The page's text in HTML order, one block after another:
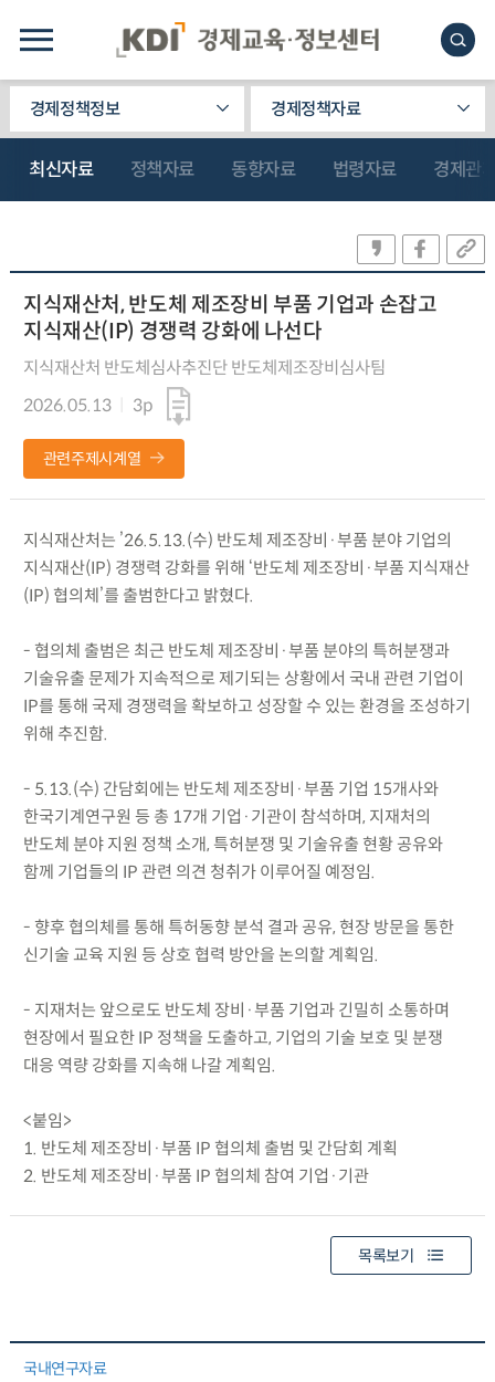
경제정책정보 경제정책자료
최신자료 정책자료 동향자료 법령자료 경제관
지식재산처, 반도체 제조장비 부품 기업과 손잡고
지식재산(IP) 경쟁력 강화에 나선다
지식재산처 반도체심사추진단 반도체제조장비심사팀
2026.05.13
3p
관련주제시계열
지식재산처는 ’26.5.13.(수) 반도체 제조장비·부품 분야 기업의
지식재산(IP) 경쟁력 강화를 위해 ‘반도체 제조장비·부품 지식재산
(IP) 협의체’를 출범한다고 밝혔다.
- 협의체 출범은 최근 반도체 제조장비·부품 분야의 특허분쟁과
기술유출 문제가 지속적으로 제기되는 상황에서 국내 관련 기업이
IP를 통해 국제 경쟁력을 확보하고 성장할 수 있는 환경을 조성하기
위해 추진함.
- 5.13.(수) 간담회에는 반도체 제조장비·부품 기업 15개사와
한국기계연구원 등 총 17개 기업·기관이 참석하며, 지재처의
반도체 분야 지원 정책 소개, 특허분쟁 및 기술유출 현황 공유와
함께 기업들의 IP 관련 의견 청취가 이루어질 예정임.
- 향후 협의체를 통해 특허동향 분석 결과 공유, 현장 방문을 통한
신기술 교육 지원 등 상호 협력 방안을 논의할 계획임.
- 지재처는 앞으로도 반도체 장비·부품 기업과 긴밀히 소통하며
현장에서 필요한 IP 정책을 도출하고, 기업의 기술 보호 및 분쟁
대응 역량 강화를 지속해 나갈 계획임.
<붙임>
1. 반도체 제조장비·부품 IP 협의체 출범 및 간담회 계획
2. 반도체 제조장비·부품 IP 협의체 참여 기업·기관
목록보기
국내연구자료